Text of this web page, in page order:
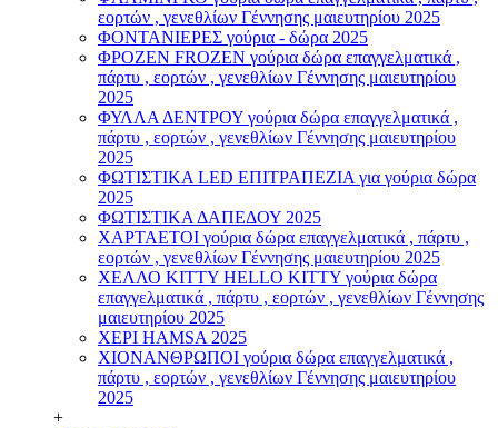
εορτών , γενεθλίων Γέννησης μαιευτηρίου 2025
ΦΟΝΤΑΝΙΕΡΕΣ γούρια - δώρα 2025
ΦΡΟΖΕΝ FROZEN γούρια δώρα επαγγελματικά ,
πάρτυ , εορτών , γενεθλίων Γέννησης μαιευτηρίου
2025
ΦΥΛΛΑ ΔΕΝΤΡΟΥ γούρια δώρα επαγγελματικά ,
πάρτυ , εορτών , γενεθλίων Γέννησης μαιευτηρίου
2025
ΦΩΤΙΣΤΙΚΑ LED ΕΠΙΤΡΑΠΕΖΙΑ για γούρια δώρα
2025
ΦΩΤΙΣΤΙΚΑ ΔΑΠΕΔΟΥ 2025
ΧΑΡΤΑΕΤΟI γούρια δώρα επαγγελματικά , πάρτυ ,
εορτών , γενεθλίων Γέννησης μαιευτηρίου 2025
ΧΕΛΛΟ ΚΙΤΤΥ HELLO KITTY γούρια δώρα
επαγγελματικά , πάρτυ , εορτών , γενεθλίων Γέννησης
μαιευτηρίου 2025
ΧΕΡΙ HAMSA 2025
ΧΙΟΝΑΝΘΡΩΠΟΙ γούρια δώρα επαγγελματικά ,
πάρτυ , εορτών , γενεθλίων Γέννησης μαιευτηρίου
2025
+